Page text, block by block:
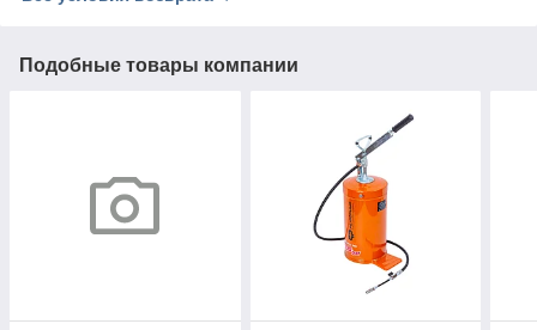
Подобные товары компании